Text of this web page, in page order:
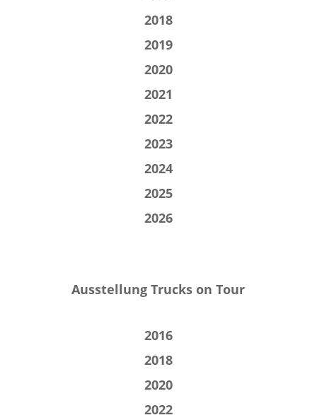
2018
2019
2020
2021
2022
2023
2024
2025
2026
Ausstellung Trucks on Tour
2016
2018
2020
2022